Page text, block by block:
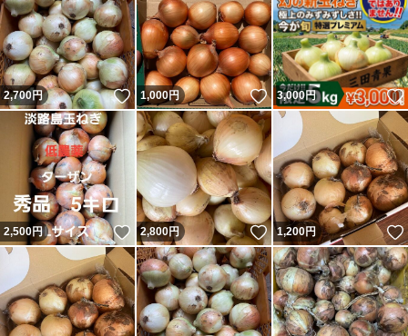
2,700円 いいね！
1,000円 いいね！
3,000円
2,500円 いいね！
2,800円 いいね！
1,200円